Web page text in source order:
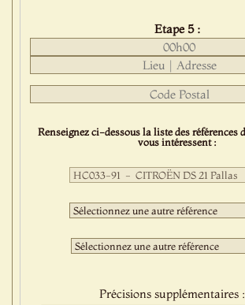
Etape 5 :
Renseignez ci-dessous la liste des références
vous intéressent :
Première
sélection
:Deuxième
sélection
:Troisième
sélection
Précisions supplémentaires :